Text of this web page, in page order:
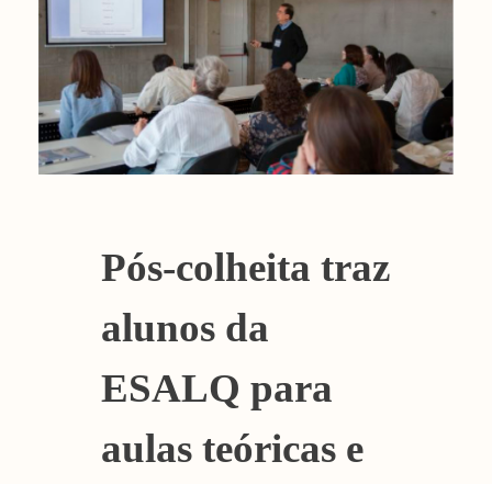
Pós-colheita traz
alunos da
ESALQ para
aulas teóricas e